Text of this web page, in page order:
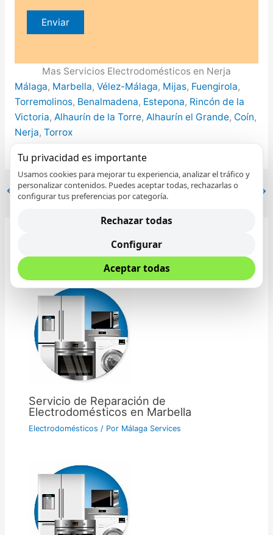
Mas Servicios Electrodomésticos en Nerja
Málaga, Marbella, Vélez-Málaga, Mijas, Fuengirola,
Torremolinos, Benalmadena, Estepona, Rincón de la
Victoria, Alhaurín de la Torre, Alhaurín el Grande, Coín,
Nerja, Torrox
← Entrada anterior Entrada siguiente →
Entradas relacionadas
Servicio de Reparación de
Electrodomésticos en Marbella
Electrodomésticos / Por Málaga Services
Tu privacidad es importante
Usamos cookies para mejorar tu experiencia, analizar el tráfico y
personalizar contenidos. Puedes aceptar todas, rechazarlas o
configurar tus preferencias por categoría.
Rechazar todas
Configurar
Aceptar todas